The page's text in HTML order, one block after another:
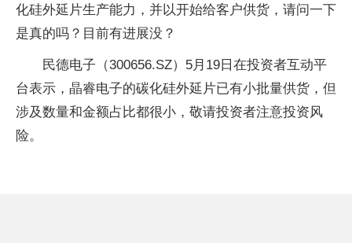
化硅外延片生产能力，并以开始给客户供货，请问一下
是真的吗？目前有进展没？
民德电子（300656.SZ）5月19日在投资者互动平
台表示，晶睿电子的碳化硅外延片已有小批量供货，但
涉及数量和金额占比都很小，敬请投资者注意投资风
险。